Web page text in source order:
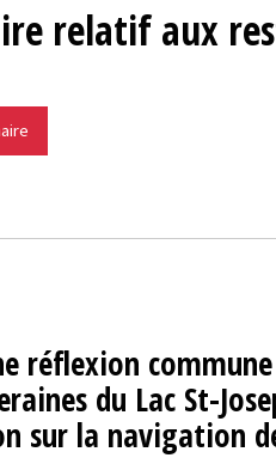
relatif aux
réflexion
du Lac St-
sur la navigation